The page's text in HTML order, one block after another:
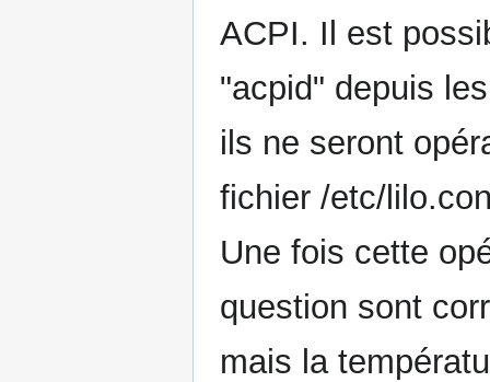
ACPI. Il est
"acpid" depuis
ils ne seront
fichier /etc/
Une fois cette
question sont
mais la